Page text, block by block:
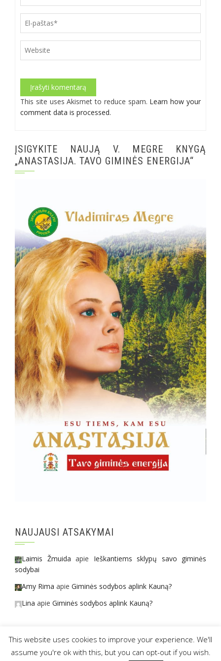
Alternative:
This site uses Akismet to reduce spam. Learn how your
comment data is processed.
ĮSIGYKITE NAUJĄ V. MEGRE KNYGĄ
„ANASTASIJA. TAVO GIMINĖS ENERGIJA“
NAUJAUSI ATSAKYMAI
Laimis Žmuida apie Ieškantiems sklypų savo giminės
sodybai
Amy Rima apie Giminės sodybos aplink Kauną?
Lina apie Giminės sodybos aplink Kauną?
© 2016 anastasija.lt|projektą remia -Amber Tribe
This website uses cookies to improve your experience. We'll
assume you're ok with this, but you can opt-out if you wish.